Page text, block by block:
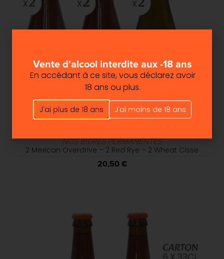
NOS BIÈRES PERMANENTES
2 Mexican Overdrive – 2 Red Rye – 2 Wheat Cisse
20,50 €
Vente d'alcool interdite aux -18 ans
En accédant à ce site, vous déclarez avoir
18 ans ou plus.
J'ai plus de 18 ans J'ai moins de 18 ans